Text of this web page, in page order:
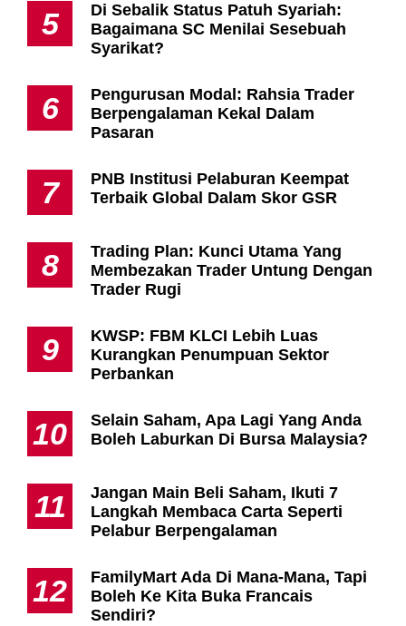
5
Di Sebalik Status Patuh Syariah:
Bagaimana SC Menilai Sesebuah
Syarikat?
6
Pengurusan Modal: Rahsia Trader
Berpengalaman Kekal Dalam
Pasaran
7
PNB Institusi Pelaburan Keempat
Terbaik Global Dalam Skor GSR
8
Trading Plan: Kunci Utama Yang
Membezakan Trader Untung Dengan
Trader Rugi
9
KWSP: FBM KLCI Lebih Luas
Kurangkan Penumpuan Sektor
Perbankan
10
Selain Saham, Apa Lagi Yang Anda
Boleh Laburkan Di Bursa Malaysia?
11
Jangan Main Beli Saham, Ikuti 7
Langkah Membaca Carta Seperti
Pelabur Berpengalaman
12
FamilyMart Ada Di Mana-Mana, Tapi
Boleh Ke Kita Buka Francais
Sendiri?